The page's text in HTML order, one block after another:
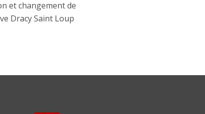
et changement de
Dracy Saint Loup